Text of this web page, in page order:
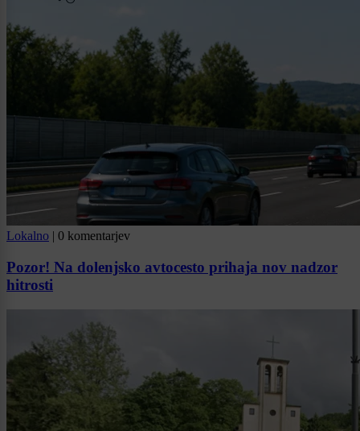
Lokalno | 0 komentarjev
Pozor! Na dolenjsko avtocesto prihaja nov nadzor
hitrosti